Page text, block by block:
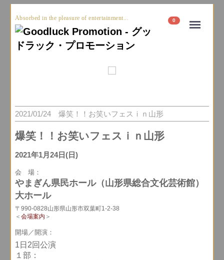
Absorbed in the pleasure of entertainment... 0
2021/01/24 爆笑！！お笑いフェスｉｎ山形
爆笑！！お笑いフェスｉｎ山形
2021年1月24日(日)
会 場：
やまぎん県民ホール（山形県総合文化芸術館）
大ホール
〒990-0828山形県山形市双葉町1-2-38
＜ 会場案内 ＞
開場／開演：
1日2回公演
１部：